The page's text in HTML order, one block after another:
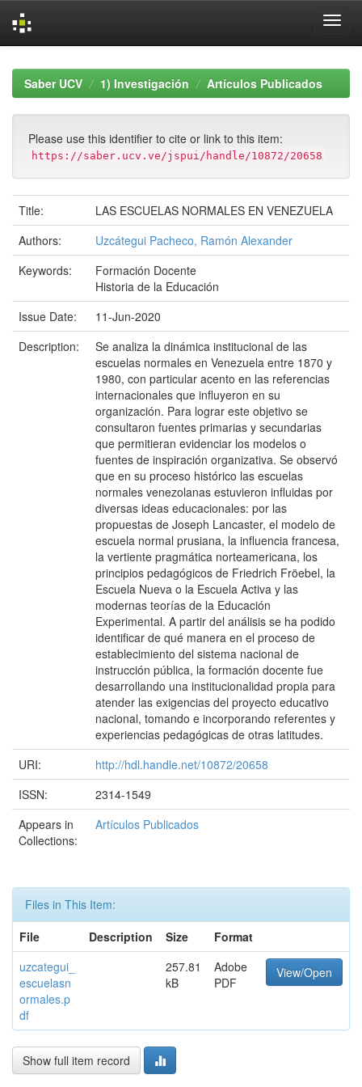
navigationSaber UCV 1) Investigación Artículos Publicados
Please use this identifier to cite or link to this item:
https://saber.ucv.ve/jspui/handle/10872/20658
Title:
LAS ESCUELAS NORMALES EN VENEZUELA
Authors:
Uzcátegui Pacheco, Ramón Alexander
Keywords:
Formación Docente
Historia de la Educación
Issue Date:
11-Jun-2020
Description:
Se analiza la dinámica institucional de las
escuelas normales en Venezuela entre 1870 y
1980, con particular acento en las referencias
internacionales que influyeron en su
organización. Para lograr este objetivo se
consultaron fuentes primarias y secundarias
que permitieran evidenciar los modelos o
fuentes de inspiración organizativa. Se observó
que en su proceso histórico las escuelas
normales venezolanas estuvieron influidas por
diversas ideas educacionales: por las
propuestas de Joseph Lancaster, el modelo de
escuela normal prusiana, la influencia francesa,
la vertiente pragmática norteamericana, los
principios pedagógicos de Friedrich Fröebel, la
Escuela Nueva o la Escuela Activa y las
modernas teorías de la Educación
Experimental. A partir del análisis se ha podido
identificar de qué manera en el proceso de
establecimiento del sistema nacional de
instrucción pública, la formación docente fue
desarrollando una institucionalidad propia para
atender las exigencias del proyecto educativo
nacional, tomando e incorporando referentes y
experiencias pedagógicas de otras latitudes.
URI:
http://hdl.handle.net/10872/20658
ISSN:
2314-1549
Appears in
Collections:
Artículos Publicados
Files in This Item:
File
Description Size
Format
uzcategui_
escuelasn
ormales.p
df
257.81
kB
Adobe
PDF
View/Open
Show full item record